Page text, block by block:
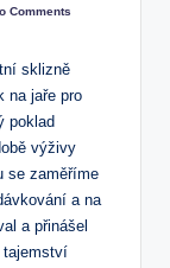
Comments
sklizně
na jaře pro
poklad
výživy
se zaměříme
a na
a přinášel
tajemství